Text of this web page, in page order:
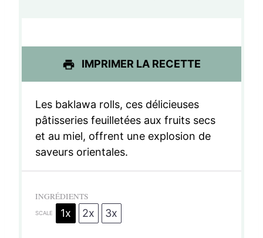
s
s
s
s
IMPRIMER LA RECETTE
Les baklawa rolls, ces délicieuses
pâtisseries feuilletées aux fruits secs
et au miel, offrent une explosion de
saveurs orientales.
INGRÉDIENTS
SCALE 1x 2x 3x